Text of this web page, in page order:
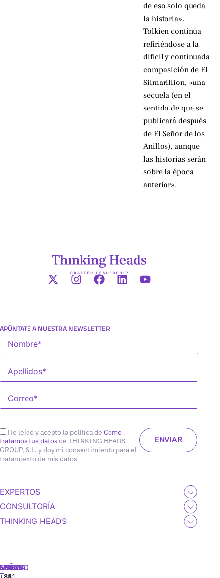
de eso solo queda
la historia».
Tolkien continúa
refiriéndose a la
difícil y continuada
composición de El
Silmarillion, «una
secuela (en el
sentido de que se
publicará después
de El Señor de los
Anillos), aunque
las historias serán
sobre la época
anterior».
APÚNTATE A NUESTRA NEWSLETTER
He leído y acepto la política de Cómo
tratamos tus datos de THINKING HEADS
GROUP, S.L. y doy mi consentimiento para el
tratamiento de mis datos
EXPERTOS
CONSULTORÍA
THINKING HEADS
MADRID
MIAMI
SEÚL
LISBOA